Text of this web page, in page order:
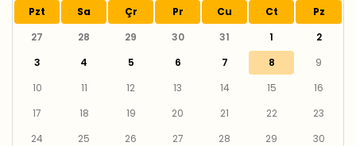
Pzt Sa Çr Pr Cu Ct
Pz
27
28 29 30 31 1
2
3
4 5 6 7 8
9
10
11 12 13 14 15
16
17
18 19 20 21 22
23
24
25 26 27 28 29
30